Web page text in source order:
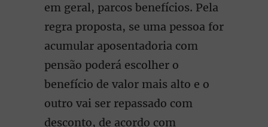
em geral, parcos benefícios. Pela
regra proposta, se uma pessoa for
acumular aposentadoria com
pensão poderá escolher o
benefício de valor mais alto e o
outro vai ser repassado com
desconto, de acordo com